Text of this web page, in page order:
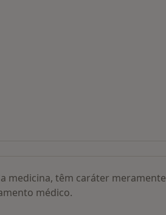
medicina, têm caráter meramente
médico.